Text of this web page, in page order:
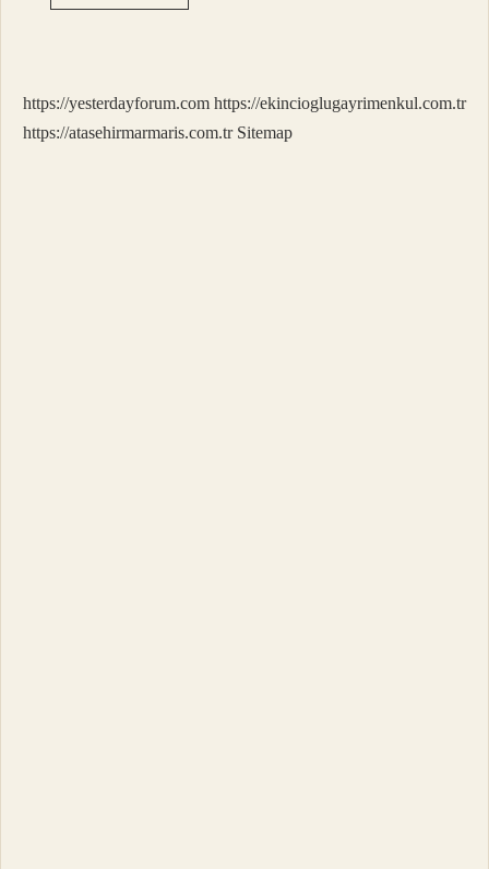
Dan
Mı
https://yesterdayforum.com https://ekincioglugayrimenkul.com.tr
https://atasehirmarmaris.com.tr Sitemap